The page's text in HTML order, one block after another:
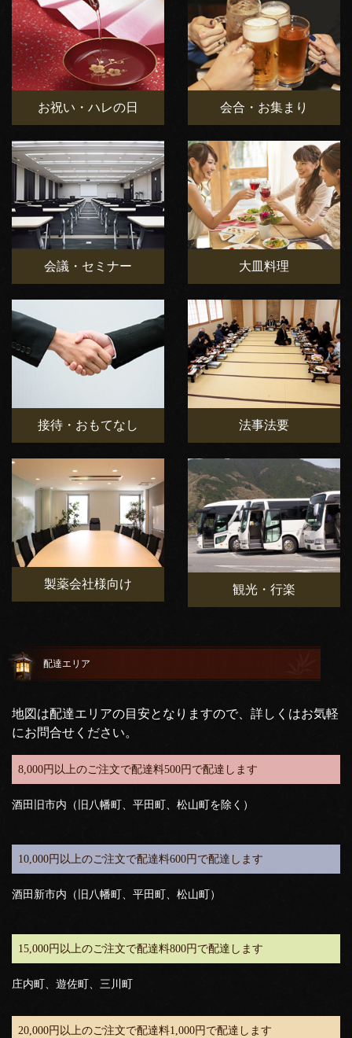
お祝い・ハレの日 会合・お集まり
会議・セミナー 大皿料理
接待・おもてなし 法事法要
製薬会社様向け 観光・行楽
配達エリア
地図は配達エリアの目安となりますので、詳しくはお気軽
にお問合せください。
8,000円以上のご注文で配達料500円で配達します
酒田旧市内（旧八幡町、平田町、松山町を除く）
10,000円以上のご注文で配達料600円で配達します
酒田新市内（旧八幡町、平田町、松山町）
15,000円以上のご注文で配達料800円で配達します
庄内町、遊佐町、三川町
20,000円以上のご注文で配達料1,000円で配達します